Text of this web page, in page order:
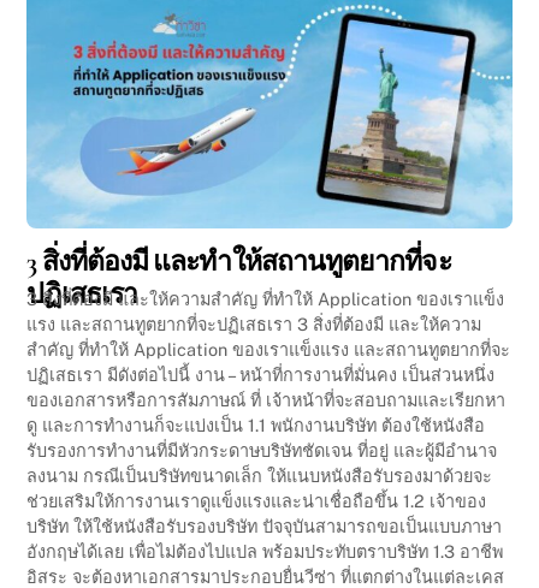
3 สิ่งที่ต้องมี และทำให้สถานทูตยากที่จะ
ปฏิเสธเรา
3 สิ่งที่ต้องมี และให้ความสำคัญ ที่ทำให้ Application ของเราแข็ง
แรง และสถานทูตยากที่จะปฏิเสธเรา 3 สิ่งที่ต้องมี และให้ความ
สำคัญ ที่ทำให้ Application ของเราแข็งแรง และสถานทูตยากที่จะ
ปฏิเสธเรา มีดังต่อไปนี้ งาน – หน้าที่การงานที่มั่นคง เป็นส่วนหนึ่ง
ของเอกสารหรือการสัมภาษณ์ ที่ เจ้าหน้าที่จะสอบถามและเรียกหา
ดู และการทำงานก็จะแบ่งเป็น 1.1 พนักงานบริษัท ต้องใช้หนังสือ
รับรองการทำงานที่มีหัวกระดาษบริษัทชัดเจน ที่อยู่ และผู้มีอำนาจ
ลงนาม กรณีเป็นบริษัทขนาดเล็ก ให้แนบหนังสือรับรองมาด้วยจะ
ช่วยเสริมให้การงานเราดูแข็งแรงและน่าเชื่อถือขึ้น 1.2 เจ้าของ
บริษัท ให้ใช้หนังสือรับรองบริษัท ปัจจุบันสามารถขอเป็นแบบภาษา
อังกฤษได้เลย เพื่อไม่ต้องไปแปล พร้อมประทับตราบริษัท 1.3 อาชีพ
อิสระ จะต้องหาเอกสารมาประกอบยื่นวีซ่า ที่แตกต่างในแต่ละเคส